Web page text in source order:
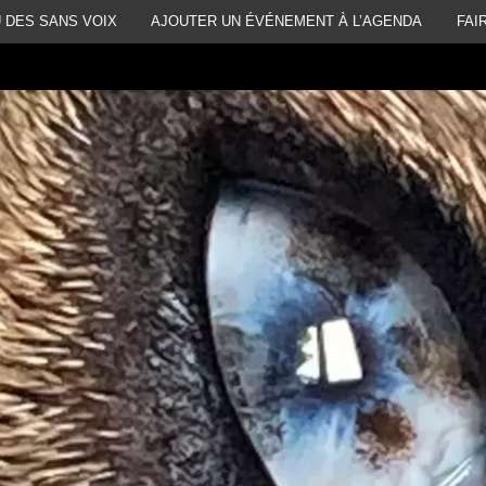
DES SANS VOIX AJOUTER UN ÉVÉNEMENT À L’AGENDA